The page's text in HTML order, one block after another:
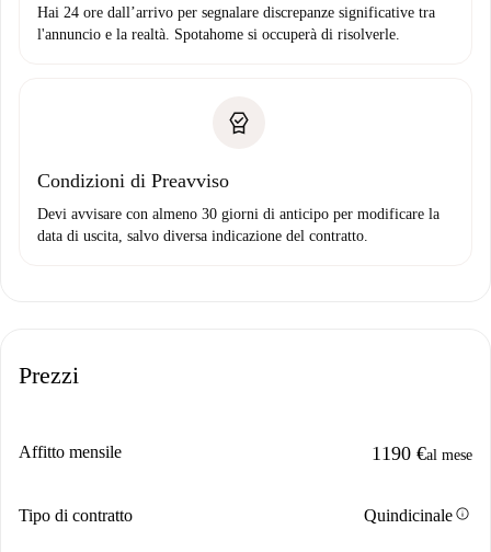
Hai 24 ore dall’arrivo per segnalare discrepanze significative tra
l'annuncio e la realtà. Spotahome si occuperà di risolverle.
Condizioni di Preavviso
Devi avvisare con almeno 30 giorni di anticipo per modificare la
data di uscita, salvo diversa indicazione del contratto.
Prezzi
Affitto mensile 1190 €al mese
Tipo di contratto Quindicinaleinfo